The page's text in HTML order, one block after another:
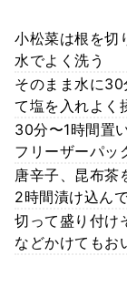
小松菜は根を切
水でよく洗う
そのまま水に
て塩を入れよく
30分〜1時間置
フリーザーパッ
唐辛子、昆布
2時間漬け込ん
切って盛り付け
などかけてもお